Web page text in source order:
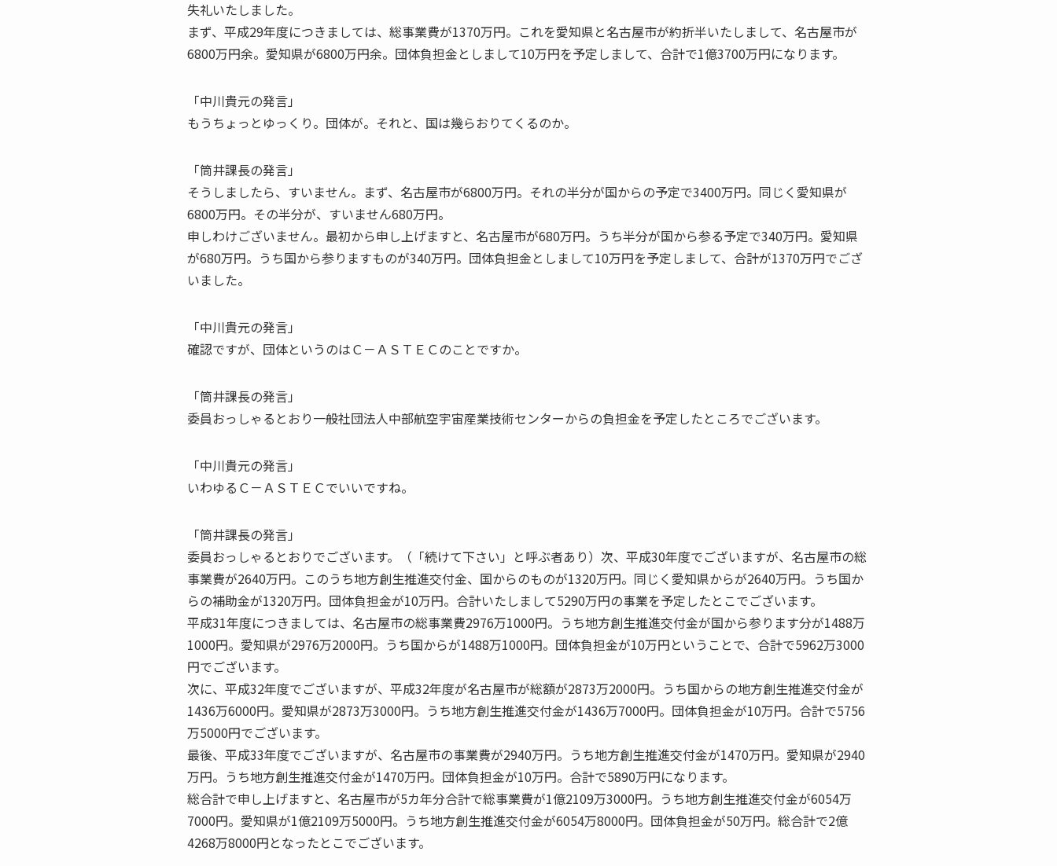
失礼いたしました。
まず、平成29年度につきましては、総事業費が1370万円。これを愛知県と名古屋市が約折半いたしまして、名古屋市が
6800万円余。愛知県が6800万円余。団体負担金としまして10万円を予定しまして、合計で1億3700万円になります。
「中川貴元の発言」
もうちょっとゆっくり。団体が。それと、国は幾らおりてくるのか。
「筒井課長の発言」
そうしましたら、すいません。まず、名古屋市が6800万円。それの半分が国からの予定で3400万円。同じく愛知県が
6800万円。その半分が、すいません680万円。
申しわけございません。最初から申し上げますと、名古屋市が680万円。うち半分が国から参る予定で340万円。愛知県
が680万円。うち国から参りますものが340万円。団体負担金としまして10万円を予定しまして、合計が1370万円でござ
いました。
「中川貴元の発言」
確認ですが、団体というのはＣ－ＡＳＴＥＣのことですか。
「筒井課長の発言」
委員おっしゃるとおり一般社団法人中部航空宇宙産業技術センターからの負担金を予定したところでございます。
「中川貴元の発言」
いわゆるＣ－ＡＳＴＥＣでいいですね。
「筒井課長の発言」
委員おっしゃるとおりでございます。（「続けて下さい」と呼ぶ者あり）次、平成30年度でございますが、名古屋市の総
事業費が2640万円。このうち地方創生推進交付金、国からのものが1320万円。同じく愛知県からが2640万円。うち国か
らの補助金が1320万円。団体負担金が10万円。合計いたしまして5290万円の事業を予定したとこでございます。
平成31年度につきましては、名古屋市の総事業費2976万1000円。うち地方創生推進交付金が国から参ります分が1488万
1000円。愛知県が2976万2000円。うち国からが1488万1000円。団体負担金が10万円ということで、合計で5962万3000
円でございます。
次に、平成32年度でございますが、平成32年度が名古屋市が総額が2873万2000円。うち国からの地方創生推進交付金が
1436万6000円。愛知県が2873万3000円。うち地方創生推進交付金が1436万7000円。団体負担金が10万円。合計で5756
万5000円でございます。
最後、平成33年度でございますが、名古屋市の事業費が2940万円。うち地方創生推進交付金が1470万円。愛知県が2940
万円。うち地方創生推進交付金が1470万円。団体負担金が10万円。合計で5890万円になります。
総合計で申し上げますと、名古屋市が5カ年分合計で総事業費が1億2109万3000円。うち地方創生推進交付金が6054万
7000円。愛知県が1億2109万5000円。うち地方創生推進交付金が6054万8000円。団体負担金が50万円。総合計で2億
4268万8000円となったとこでございます。